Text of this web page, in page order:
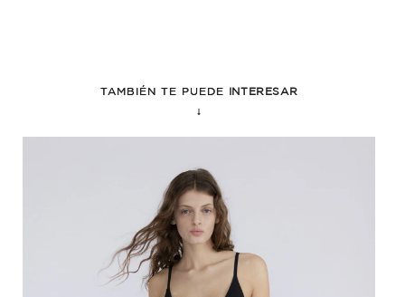
TAMBIÉN TE PUEDE
INTERESAR
↓